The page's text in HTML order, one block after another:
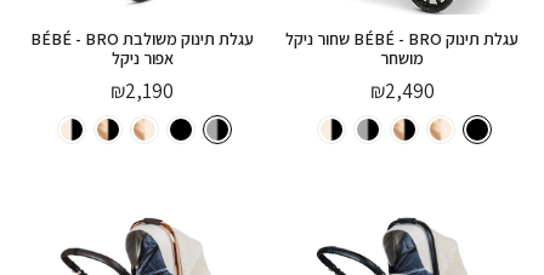
עגלת תינוק BÉBÉ - BRO שחור ניקל
מושחר
₪2,490
עגלת תינוק משולבת BÉBÉ - BRO
אפור ניקל
₪2,190